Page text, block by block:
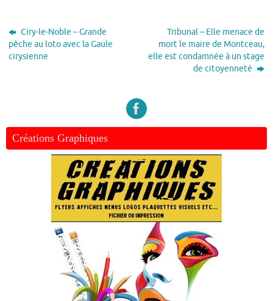
Ciry-le-Noble – Grande
pêche au loto avec la Gaule
cirysienne
Tribunal – Elle menace de
mort le maire de Montceau,
elle est condamnée à un stage
de citoyenneté
Créations Graphiques